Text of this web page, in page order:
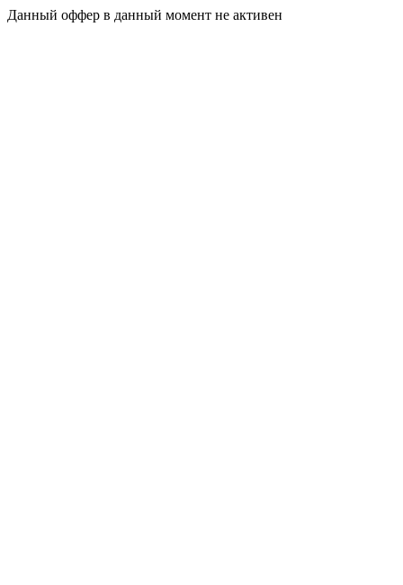
Данный оффер в данный момент не активен